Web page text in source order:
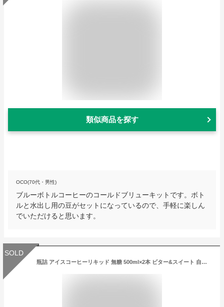
類似商品を探す
OCO(70代・男性)
ブルーボトルコーヒーのコールドブリューキットです。ボト
ルと水出し用の豆がセットになっているので、手軽に楽しん
でいただけると思います。
SOLD
瓶詰 アイスコーヒーリキッド 無糖 500ml×2本 ビター&スイート 自宅用 ラッピングなし アイス珈琲 ひんやり 贈り物 高級 お土産 KOUFUKUYACOFFEE 父の日 母の日 冬ギフト お中元 暑中見舞い 熨斗 ご機嫌伺い 夏ギフト